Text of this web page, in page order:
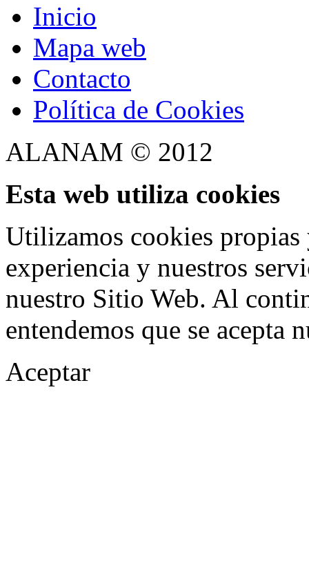
Inicio
Mapa web
Contacto
Política de Cookies
ALANAM © 2012
Esta web utiliza cookies
Utilizamos cookies propias
experiencia y nuestros
nuestro Sitio Web. Al
entendemos que se acepta
Aceptar